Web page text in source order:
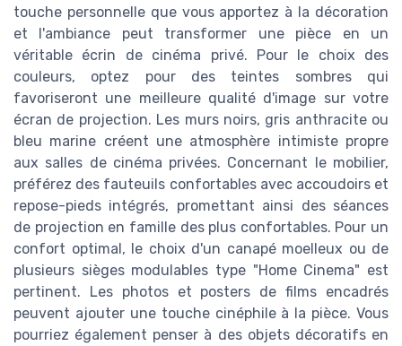
touche personnelle que vous apportez à la décoration
et l'ambiance peut transformer une pièce en un
véritable écrin de cinéma privé. Pour le choix des
couleurs, optez pour des teintes sombres qui
favoriseront une meilleure qualité d'image sur votre
écran de projection. Les murs noirs, gris anthracite ou
bleu marine créent une atmosphère intimiste propre
aux salles de cinéma privées. Concernant le mobilier,
préférez des fauteuils confortables avec accoudoirs et
repose-pieds intégrés, promettant ainsi des séances
de projection en famille des plus confortables. Pour un
confort optimal, le choix d'un canapé moelleux ou de
plusieurs sièges modulables type "Home Cinema" est
pertinent. Les photos et posters de films encadrés
peuvent ajouter une touche cinéphile à la pièce. Vous
pourriez également penser à des objets décoratifs en